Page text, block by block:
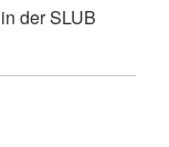
derSLUB